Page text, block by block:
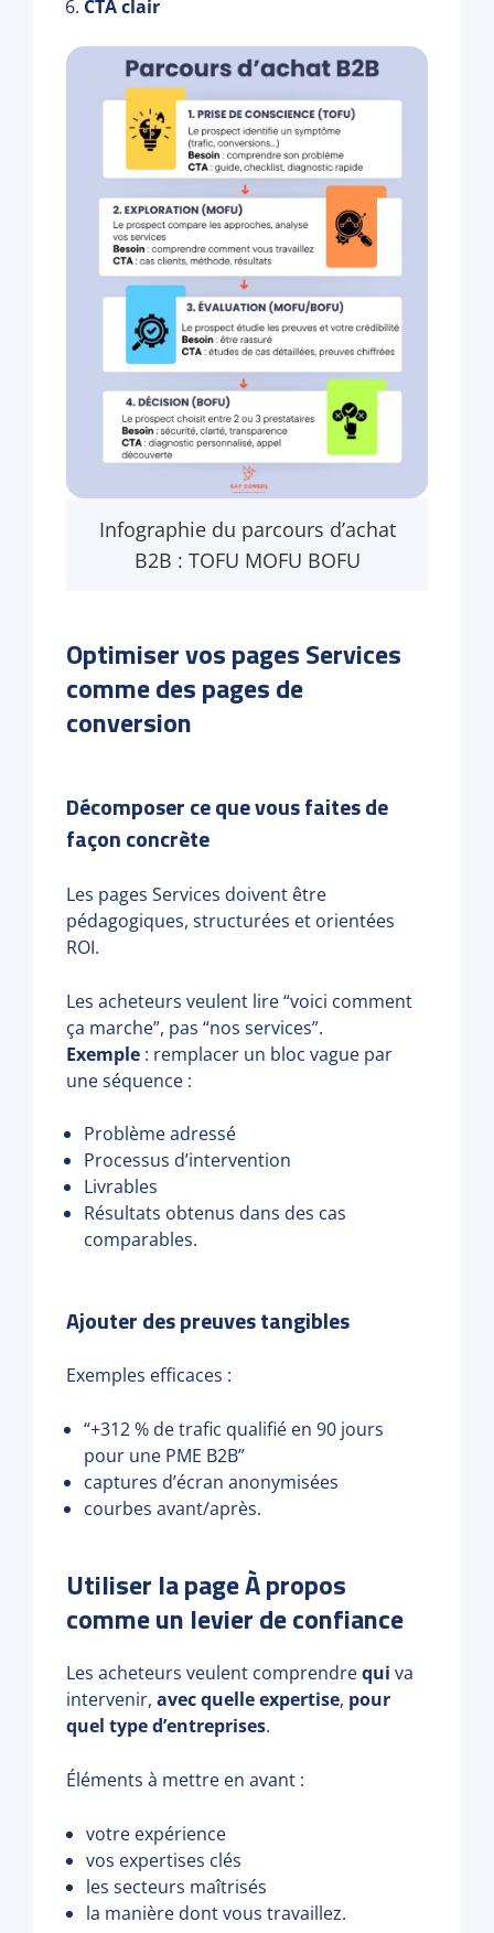
CTA clair
Infographie du parcours d’achat
B2B : TOFU MOFU BOFU
Optimiser vos pages Services
comme des pages de
conversion
Décomposer ce que vous faites de
façon concrète
Les pages Services doivent être
pédagogiques, structurées et orientées
ROI.
Les acheteurs veulent lire “voici comment
ça marche”, pas “nos services”.
Exemple : remplacer un bloc vague par
une séquence :
Problème adressé
Processus d’intervention
Livrables
Résultats obtenus dans des cas
comparables.
Ajouter des preuves tangibles
Exemples efficaces :
“+312 % de trafic qualifié en 90 jours
pour une PME B2B”
captures d’écran anonymisées
courbes avant/après.
Utiliser la page À propos
comme un levier de confiance
Les acheteurs veulent comprendrequi va
intervenir, avec quelle expertise, pour
quel type d’entreprises.
Éléments à mettre en avant :
votre expérience
vos expertises clés
les secteurs maîtrisés
la manière dont vous travaillez.